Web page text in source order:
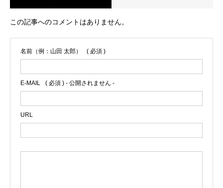
この記事へのコメントはありません。
名前（例：山田 太郎） ( 必須 )
E-MAIL ( 必須 ) - 公開されません -
URL